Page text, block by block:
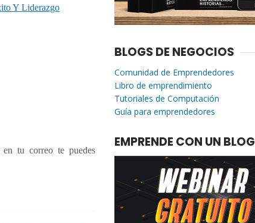
Y Liderazgo
en tu correo te puedes
BLOGS DE NEGOCIOS
Comunidad de Emprendedores
Libro de emprendimiento
Tutoriales de Computación
Guía para emprendedores
EMPRENDE CON UN BLOG